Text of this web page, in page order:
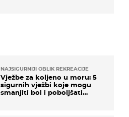
NAJSIGURNIJI OBLIK REKREACIJE
Vježbe za koljeno u moru: 5
sigurnih vježbi koje mogu
smanjiti bol i poboljšati